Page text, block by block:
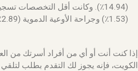
(14.94٪). وكانت أقل التخصصات
(1.53٪) وجراحة الأوعية الدموية (2.89٪).
إذا كنت أنت أو أي من أفراد أسرتك من
الكويت، فإنه يجوز لك التقدم بطلب